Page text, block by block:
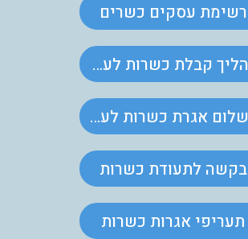
רשימת עסקים כשרים
תהליך קבלת כשרות לעסק
תשלום אגרת כשרות לעסק
בקשה לתעודת כשרות
תעריפי אגרות כשרות